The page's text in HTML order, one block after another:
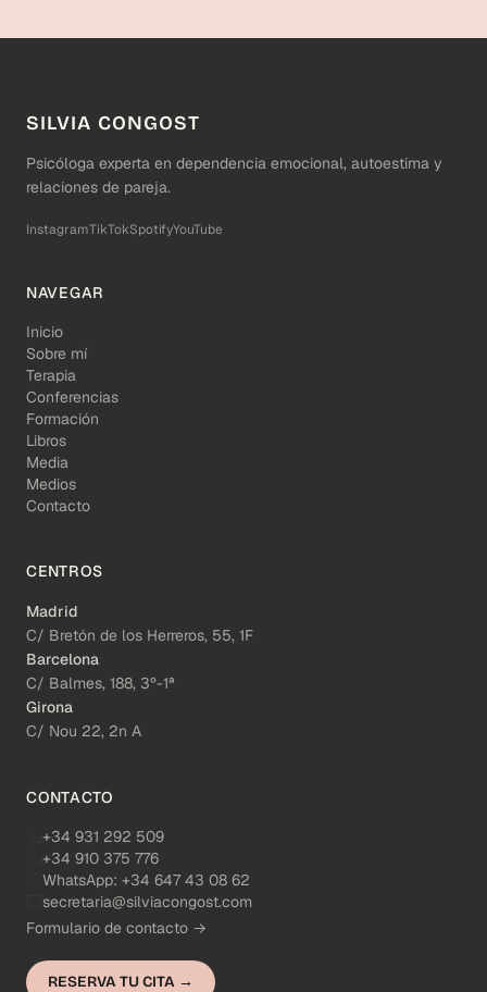
SILVIA CONGOST
Psicóloga experta en dependencia emocional, autoestima y
relaciones de pareja.
InstagramTikTokSpotifyYouTube
NAVEGAR
Inicio
Sobre mí
Terapia
Conferencias
Formación
Libros
Media
Medios
Contacto
CENTROS
Madrid
C/ Bretón de los Herreros, 55, 1F
Barcelona
C/ Balmes, 188, 3º-1ª
Girona
C/ Nou 22, 2n A
CONTACTO
+34 931 292 509
+34 910 375 776
WhatsApp: +34 647 43 08 62
secretaria@silviacongost.com
Formulario de contacto →
RESERVA TU CITA →